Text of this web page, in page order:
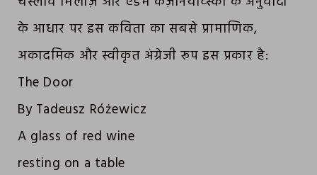
के आधार पर इस कविता का सबसे प्रामाणिक,
अकादमिक और स्वीकृत अंग्रेजी रूप इस प्रकार है:
The Door
By Tadeusz Różewicz
A glass of red wine
resting on a table